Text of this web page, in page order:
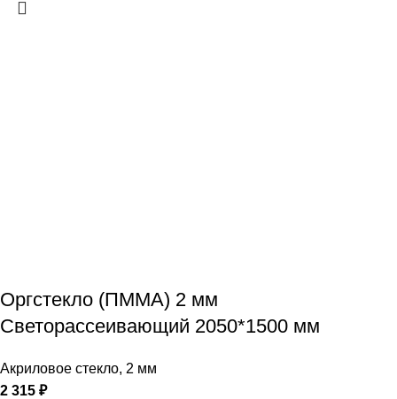
Оргстекло (ПММА) 2 мм
Светорассеивающий 2050*1500 мм
Акриловое стекло, 2 мм
2 315 ₽